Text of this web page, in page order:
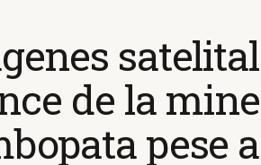
de la
pese